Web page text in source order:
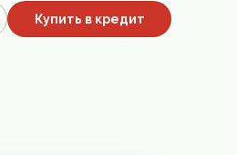
Купить в кредит